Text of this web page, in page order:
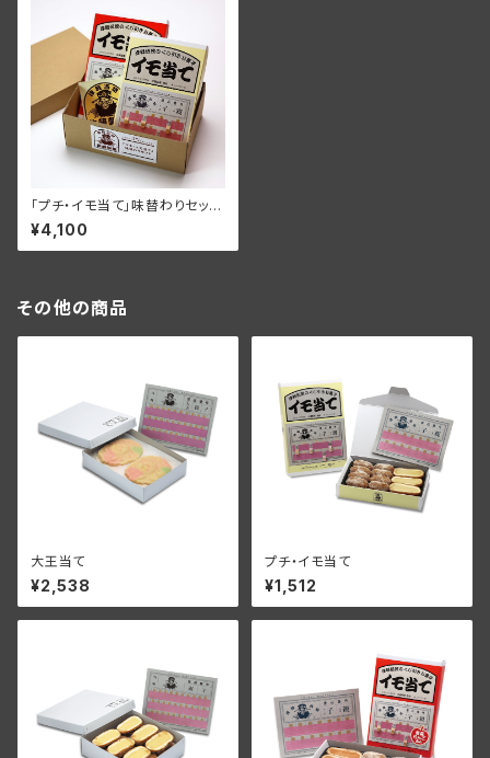
「プチ・イモ当て」味替わりセット
【送料無料】
¥4,100
その他の商品
大王当て
¥2,538
プチ・イモ当て
¥1,512